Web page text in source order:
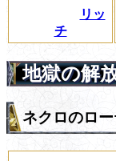
リッ
チ
地獄の解
ネクロのロ